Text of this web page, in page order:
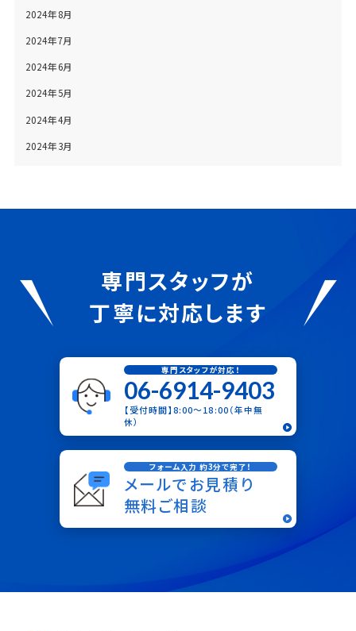
2024年8月
2024年7月
2024年6月
2024年5月
2024年4月
2024年3月
専門スタッフが
丁寧に対応します
専門スタッフが対応！
06-6914-9403
【受付時間】8:00〜18:00（年中無
休）
フォーム入力 約3分で完了！
メールでお見積り
無料ご相談